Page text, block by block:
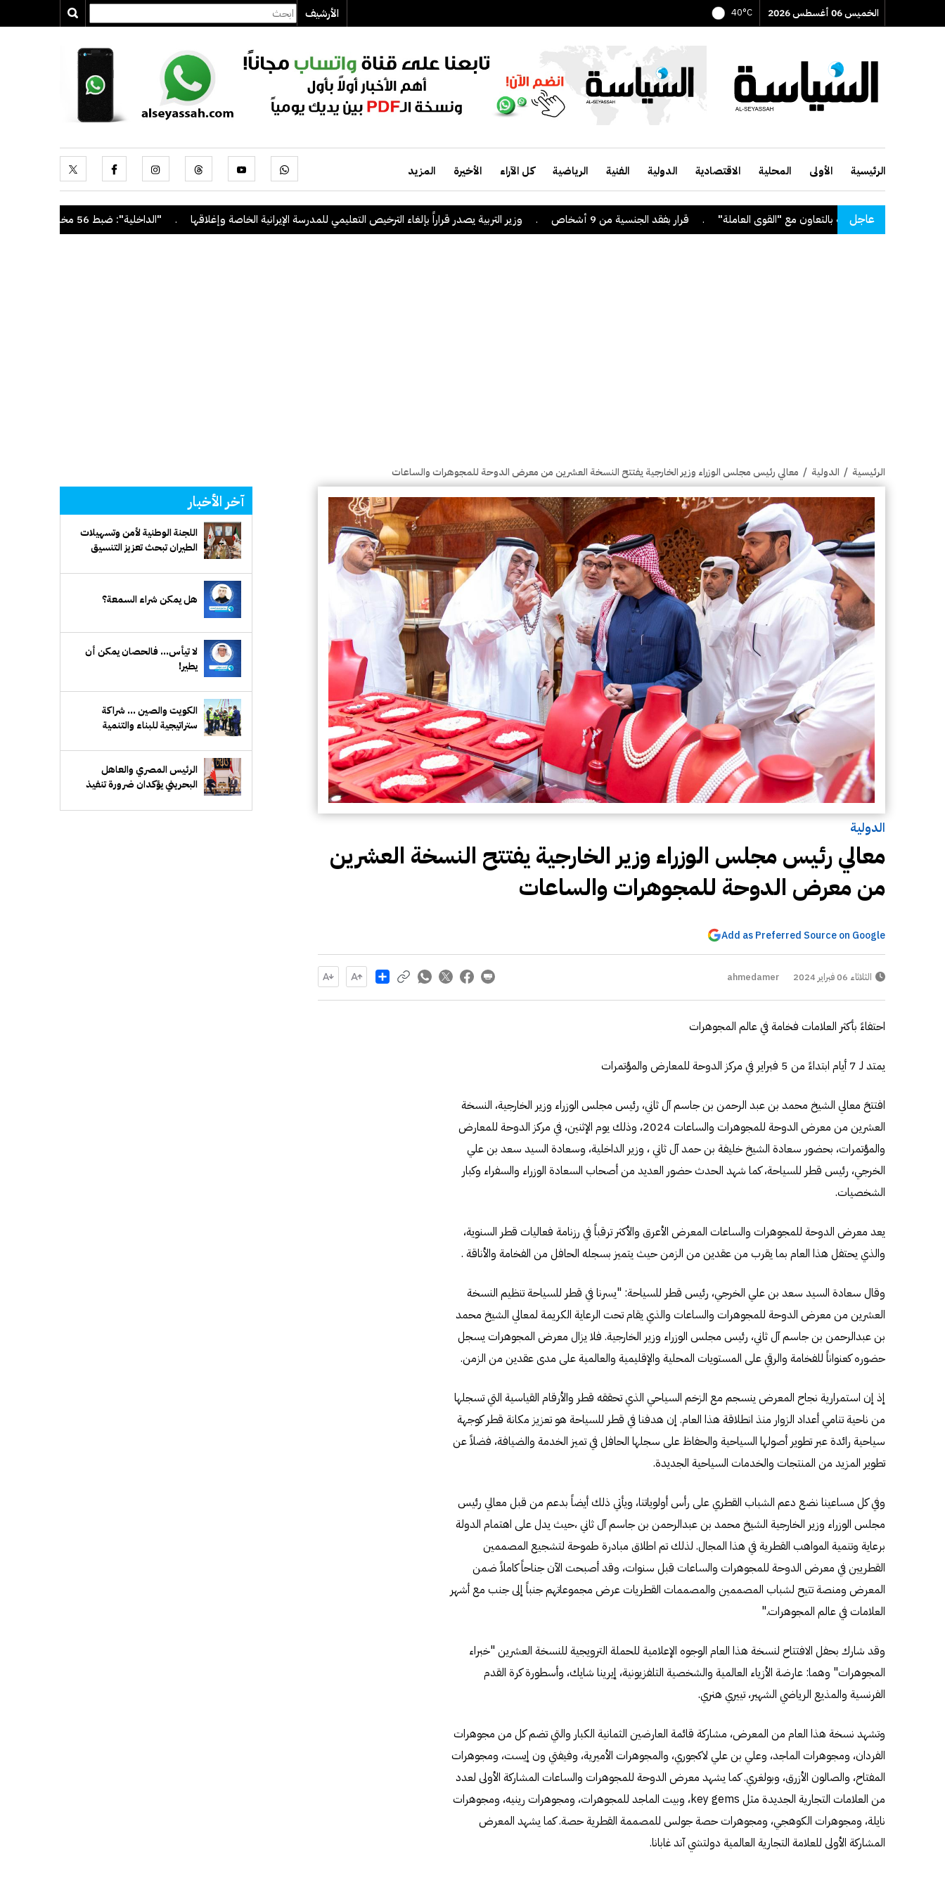
الخميس 06 أغسطس 2026 40°C الأرشيف
الرئيسية الأولى المحلية الاقتصادية الدولية الفنية الرياضية كل الآراء الأخيرة المزيد
عاجل . قرار بفقد الجنسية من 9 أشخاص . وزير التربية يصدر قراراً بإلغاء الترخيص التعليمي للمدرسة الإيرانية الخاصة وإغلاقها . "الداخلية": ضبط 56 مخالفاً في حملة أمنية مشتركة بالتعاون مع "القوى العاملة"
الرئيسية / الدولية / معالي رئيس مجلس الوزراء وزير الخارجية يفتتح النسخة العشرين من معرض الدوحة للمجوهرات والساعات
الدولية
معالي رئيس مجلس الوزراء وزير الخارجية يفتتح النسخة العشرين
من معرض الدوحة للمجوهرات والساعات
Add as Preferred Source on Google
الثلاثاء 06 فبراير 2024 ahmedamer
Share
احتفاءً بأكثر العلامات فخامة في عالم المجوهرات
يمتد لـ 7 أيام ابتداءً من 5 فبراير في مركز الدوحة للمعارض والمؤتمرات
افتتحَ معالي الشيخ محمد بن عبد الرحمن بن جاسم آل ثاني، رئيس مجلس الوزراء وزير الخارجية، النسخة
العشرين من معرض الدوحة للمجوهرات والساعات 2024، وذلك يوم الإثنين، في مركز الدوحة للمعارض
والمؤتمرات، بحضور سعادة الشيخ خليفة بن حمد آل ثاني ، وزير الداخلية، وسعادة السيد سعد بن علي
الخرجي، رئيس قطر للسياحة، كما شهد الحدث حضور العديد من أصحاب السعادة الوزراء والسفراء وكبار
الشخصيات.
يعد معرض الدوحة للمجوهرات والساعات المعرض الأعرق والأكثر ترقباً في رزنامة فعاليات قطر السنوية،
والذي يحتفل هذا العام بما يقرب من عقدين من الزمن حيث يتميز بسجله الحافل من الفخامة والأناقة .
وقال سعادة السيد سعد بن علي الخرجي، رئيس قطر للسياحة: "يسرنا في قطر للسياحة تنظيم النسخة
العشرين من معرض الدوحة للمجوهرات والساعات والذي يقام تحت الرعاية الكريمة لمعالي الشيخ محمد
بن عبدالرحمن بن جاسم آل ثاني، رئيس مجلس الوزراء وزير الخارجية. فلا يزال معرض المجوهرات يسجل
حضوره كعنواناً للفخامة والرقي على المستويات المحلية والإقليمية والعالمية على مدى عقدين من الزمن.
إذ إن استمرارية نجاح المعرض ينسجم مع الزخم السياحي الذي تحققه قطر والأرقام القياسية التي تسجلها
من ناحية تنامي أعداد الزوار منذ انطلاقة هذا العام. إن هدفنا في قطر للسياحة هو تعزيز مكانة قطر كوجهة
سياحية رائدة عبر تطوير أصولها السياحية والحفاظ على سجلها الحافل في تميز الخدمة والضيافة، فضلاً عن
تطوير المزيد من المنتجات والخدمات السياحية الجديدة.
وفي كل مساعينا نضع دعم الشباب القطري على رأس أولوياتنا، ويأتي ذلك أيضاً بدعم من قبل معالي رئيس
مجلس الوزراء وزير الخارجية الشيخ محمد بن عبدالرحمن بن جاسم آل ثاني ،حيث يدل على اهتمام الدولة
برعاية وتنمية المواهب القطرية في هذا المجال. لذلك تم اطلاق مبادرة طموحة لتشجيع المصممين
القطريين في معرض الدوحة للمجوهرات والساعات قبل سنوات، وقد أصبحت الآن جناحاً كاملاً ضمن
المعرض ومنصة تتيح لشباب المصممين والمصممات القطريات عرض مجموعاتهم جنباً إلى جنب مع أشهر
العلامات في عالم المجوهرات."
وقد شارك بحفل الافتتاح لنسخة هذا العام الوجوه الإعلامية للحملة الترويجية للنسخة العشرين "خبراء
المجوهرات" وهما: عارضة الأزياء العالمية والشخصية التلفزيونية، إيرينا شايك، وأسطورة كرة القدم
الفرنسية والمذيع الرياضي الشهير، تييري هنري.
وتشهد نسخة هذا العام من المعرض، مشاركة قائمة العارضين الثمانية الكبار والتي تضم كل من مجوهرات
الفردان، ومجوهرات الماجد، وعلي بن علي لاكجوري، والمجوهرات الأميرية، وفيفتي ون إيست، ومجوهرات
المفتاح، والصالون الأزرق، وبولغري. كما يشهد معرض الدوحة للمجوهرات والساعات المشاركة الأولى لعدد
من العلامات التجارية الجديدة مثل key gems، وبيت الماجد للمجوهرات، ومجوهرات رينيه، ومجوهرات
نايلة، ومجوهرات الكوهجي، ومجوهرات حصة جولس للمصممة القطرية حصة. كما يشهد المعرض
المشاركة الأولى للعلامة التجارية العالمية دولتشي آند غابانا.
آخر الأخبار
اللجنة الوطنية لأمن وتسهيلات
الطيران تبحث تعزيز التنسيق
هل يمكن شراء السمعة؟
ﻻ ﺗﻴﺄﺱ... ﻓﺎﻟﺤﺼﺎﻥ ﻳﻤﻜﻦ أﻥ
ﻳﻄﻴﺮ!
الكويت والصين ... شراكة
ستراتيجية للبناء والتنمية
الرئيس المصري والعاهل
البحريني يؤكدان ضرورة تنفيذ
بالحوار